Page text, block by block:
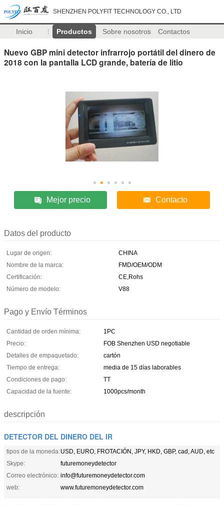
SHENZHEN POLYFIT TECHNOLOGY CO., LTD
Inicio Productos Sobre nosotros Contactos
Nuevo GBP mini detector infrarrojo portátil del dinero de
2018 con la pantalla LCD grande, batería de litio
Mejor precio Contacto
Datos del producto
Lugar de origen:
CHINA
Nombre de la marca:
FMD/OEM/ODM
Certificación:
CE,Rohs
Número de modelo:
V88
Pago y Envío Términos
Cantidad de orden mínima:
1PC
Precio:
FOB Shenzhen USD negotiable
Detalles de empaquetado:
cartón
Tiempo de entrega:
media de 15 días laborables
Condiciones de pago:
TT
Capacidad de la fuente:
1000pcs/month
descripción
DETECTOR DEL DINERO DEL IR
tipos de la moneda:USD, EURO, FROTACIÓN, JPY, HKD, GBP, cad, AUD, etc
Skype:
futuremoneydetector
Correo electrónico: info@futuremoneydetector.com
web:
www.futuremoneydetector.com